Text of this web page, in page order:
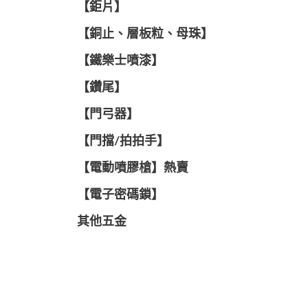
【鉅片】
【銅止、層板粒、母珠】
【鐵樂士噴漆】
【鑽尾】
【門弓器】
【門擋/拍拍手】
【電動噴膠槍】熱賣
【電子密碼鎖】
其他五金